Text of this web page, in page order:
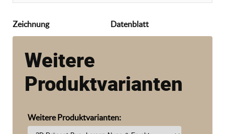
Zeichnung Datenblatt
Weitere
Produktvarianten
Weitere Produktvarianten: